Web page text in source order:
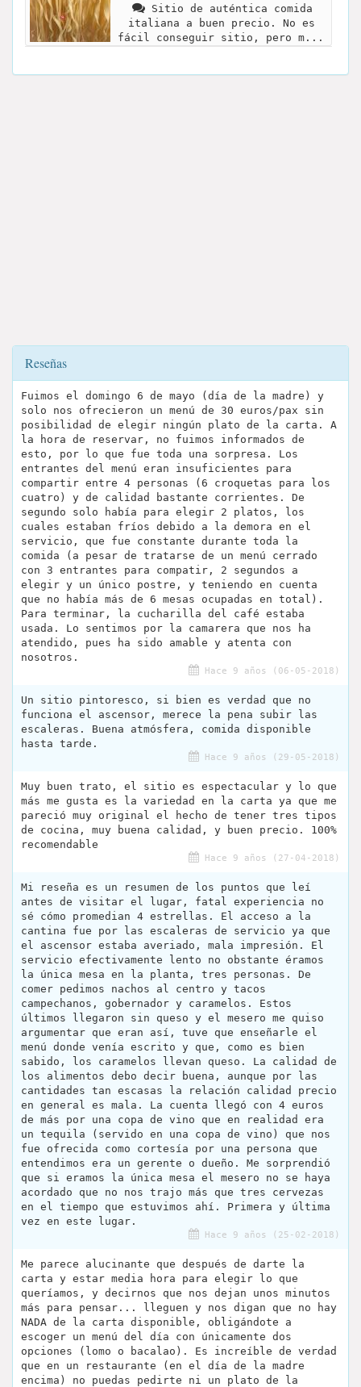
Sitio de auténtica comida
italiana a buen precio. No es
fácil conseguir sitio, pero m...
Reseñas
Fuimos el domingo 6 de mayo (día de la madre) y
solo nos ofrecieron un menú de 30 euros/pax sin
posibilidad de elegir ningún plato de la carta. A
la hora de reservar, no fuimos informados de
esto, por lo que fue toda una sorpresa. Los
entrantes del menú eran insuficientes para
compartir entre 4 personas (6 croquetas para los
cuatro) y de calidad bastante corrientes. De
segundo solo había para elegir 2 platos, los
cuales estaban fríos debido a la demora en el
servicio, que fue constante durante toda la
comida (a pesar de tratarse de un menú cerrado
con 3 entrantes para compatir, 2 segundos a
elegir y un único postre, y teniendo en cuenta
que no había más de 6 mesas ocupadas en total).
Para terminar, la cucharilla del café estaba
usada. Lo sentimos por la camarera que nos ha
atendido, pues ha sido amable y atenta con
nosotros.
Hace 9 años (06-05-2018)
Un sitio pintoresco, si bien es verdad que no
funciona el ascensor, merece la pena subir las
escaleras. Buena atmósfera, comida disponible
hasta tarde.
Hace 9 años (29-05-2018)
Muy buen trato, el sitio es espectacular y lo que
más me gusta es la variedad en la carta ya que me
pareció muy original el hecho de tener tres tipos
de cocina, muy buena calidad, y buen precio. 100%
recomendable
Hace 9 años (27-04-2018)
Mi reseña es un resumen de los puntos que leí
antes de visitar el lugar, fatal experiencia no
sé cómo promedian 4 estrellas. El acceso a la
cantina fue por las escaleras de servicio ya que
el ascensor estaba averiado, mala impresión. El
servicio efectivamente lento no obstante éramos
la única mesa en la planta, tres personas. De
comer pedimos nachos al centro y tacos
campechanos, gobernador y caramelos. Estos
últimos llegaron sin queso y el mesero me quiso
argumentar que eran así, tuve que enseñarle el
menú donde venía escrito y que, como es bien
sabido, los caramelos llevan queso. La calidad de
los alimentos debo decir buena, aunque por las
cantidades tan escasas la relación calidad precio
en general es mala. La cuenta llegó con 4 euros
de más por una copa de vino que en realidad era
un tequila (servido en una copa de vino) que nos
fue ofrecida como cortesía por una persona que
entendimos era un gerente o dueño. Me sorprendió
que si eramos la única mesa el mesero no se haya
acordado que no nos trajo más que tres cervezas
en el tiempo que estuvimos ahí. Primera y última
vez en este lugar.
Hace 9 años (25-02-2018)
Me parece alucinante que después de darte la
carta y estar media hora para elegir lo que
queríamos, y decirnos que nos dejan unos minutos
más para pensar... lleguen y nos digan que no hay
NADA de la carta disponible, obligándote a
escoger un menú del día con únicamente dos
opciones (lomo o bacalao). Es increíble de verdad
que en un restaurante (en el día de la madre
encima) no puedas pedirte ni un plato de la